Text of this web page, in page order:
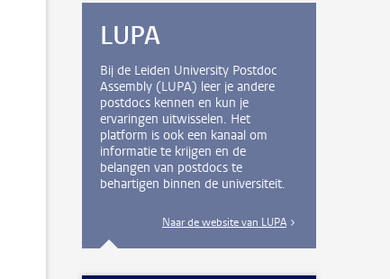
LUPA
Bij de Leiden University Postdoc
Assembly (LUPA) leer je andere
postdocs kennen en kun je
ervaringen uitwisselen. Het
platform is ook een kanaal om
informatie te krijgen en de
belangen van postdocs te
behartigen binnen de universiteit.
Naar de website van LUPA